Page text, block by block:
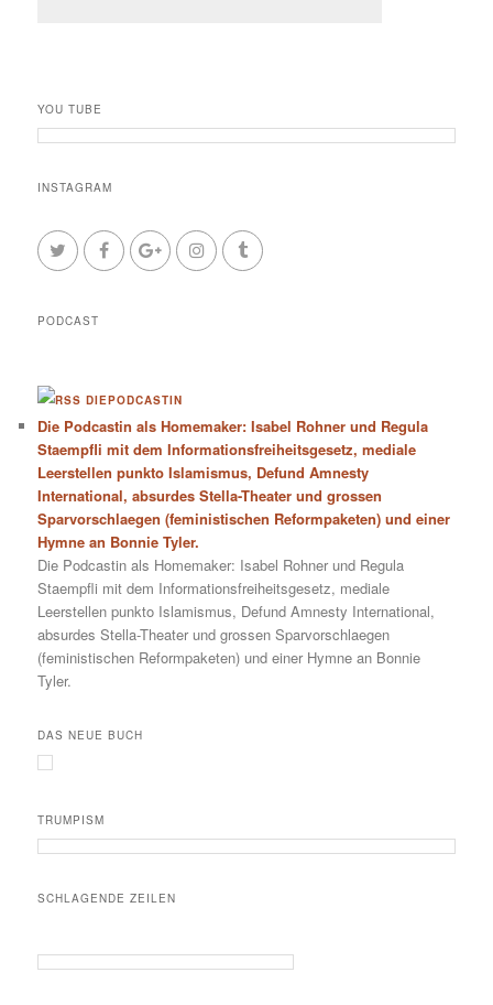
YOU TUBE
INSTAGRAM
PODCAST
DIEPODCASTIN
Die Podcastin als Homemaker: Isabel Rohner und Regula
Staempfli mit dem Informationsfreiheitsgesetz, mediale
Leerstellen punkto Islamismus, Defund Amnesty
International, absurdes Stella-Theater und grossen
Sparvorschlaegen (feministischen Reformpaketen) und einer
Hymne an Bonnie Tyler.
Die Podcastin als Homemaker: Isabel Rohner und Regula
Staempfli mit dem Informationsfreiheitsgesetz, mediale
Leerstellen punkto Islamismus, Defund Amnesty International,
absurdes Stella-Theater und grossen Sparvorschlaegen
(feministischen Reformpaketen) und einer Hymne an Bonnie
Tyler.
DAS NEUE BUCH
TRUMPISM
SCHLAGENDE ZEILEN